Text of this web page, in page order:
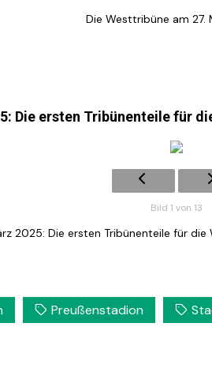
Die Westtribüne am 27.
Die ersten Tribünenteile für
Bild 1 von 13
2025: Die ersten Tribünenteile für
Preußenstadion